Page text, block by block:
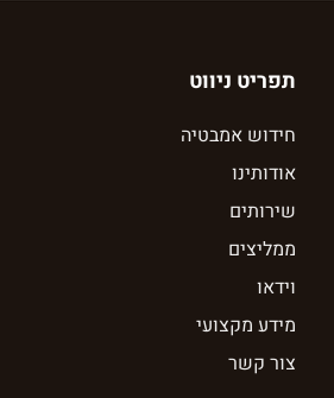
תפריט ניווט
חידוש אמבטיה
אודותינו
שירותים
ממליצים
וידאו
מידע מקצועי
צור קשר